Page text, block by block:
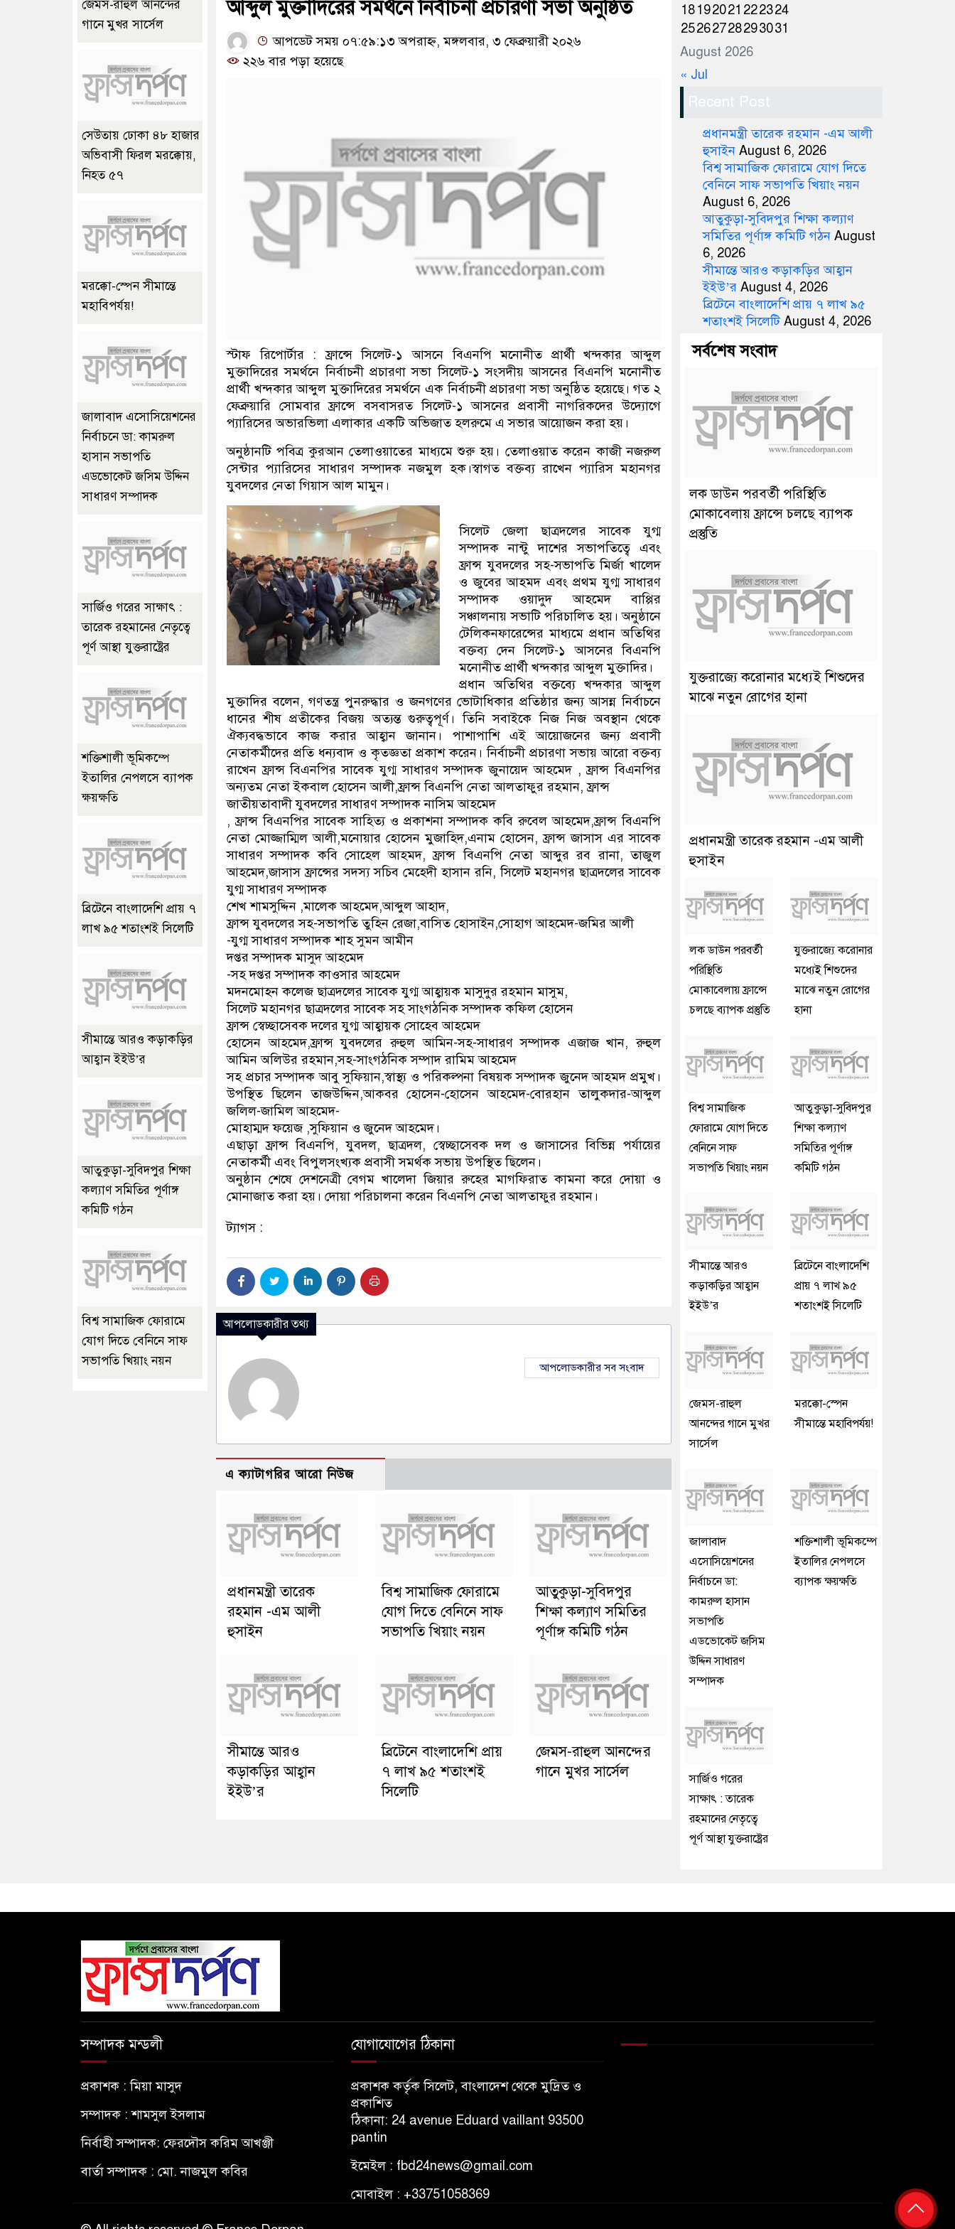
আব্দুল মুক্তাদিরের সমর্থনে নির্বাচনী প্রচারণা সভা অনুষ্ঠিত
আপডেট সময় ০৭:৫৯:১৩ অপরাহ্ন, মঙ্গলবার, ৩ ফেব্রুয়ারী ২০২৬
২২৬ বার পড়া হয়েছে
স্টাফ রিপোর্টার : ফ্রান্সে সিলেট-১ আসনে বিএনপি মনোনীত প্রার্থী খন্দকার আব্দুল
মুক্তাদিরের সমর্থনে নির্বাচনী প্রচারণা সভা সিলেট-১ সংসদীয় আসনের বিএনপি মনোনীত
প্রার্থী খন্দকার আব্দুল মুক্তাদিরের সমর্থনে এক নির্বাচনী প্রচারণা সভা অনুষ্ঠিত হয়েছে। গত ২
ফেব্রুয়ারি সোমবার ফ্রান্সে বসবাসরত সিলেট-১ আসনের প্রবাসী নাগরিকদের উদ্যোগে
প্যারিসের অভারভিলা এলাকার একটি অভিজাত হলরুমে এ সভার আয়োজন করা হয়।
অনুষ্ঠানটি পবিত্র কুরআন তেলাওয়াতের মাধ্যমে শুরু হয়। তেলাওয়াত করেন কাজী নজরুল
সেন্টার প্যারিসের সাধারণ সম্পাদক নজমুল হক।স্বাগত বক্তব্য রাখেন প্যারিস মহানগর
যুবদলের নেতা গিয়াস আল মামুন।
সিলেট জেলা ছাত্রদলের সাবেক যুগ্ম
সম্পাদক নান্টু দাশের সভাপতিত্বে এবং
ফ্রান্স যুবদলের সহ-সভাপতি মির্জা খালেদ
ও জুবের আহমদ এবং প্রথম যুগ্ম সাধারণ
সম্পাদক ওয়াদুদ আহমেদ বাপ্পির
সঞ্চালনায় সভাটি পরিচালিত হয়। অনুষ্ঠানে
টেলিকনফারেন্সের মাধ্যমে প্রধান অতিথির
বক্তব্য দেন সিলেট-১ আসনের বিএনপি
মনোনীত প্রার্থী খন্দকার আব্দুল মুক্তাদির।
প্রধান অতিথির বক্তব্যে খন্দকার আব্দুল
মুক্তাদির বলেন, গণতন্ত্র পুনরুদ্ধার ও জনগণের ভোটাধিকার প্রতিষ্ঠার জন্য আসন্ন নির্বাচনে
ধানের শীষ প্রতীকের বিজয় অত্যন্ত গুরুত্বপূর্ণ। তিনি সবাইকে নিজ নিজ অবস্থান থেকে
ঐক্যবদ্ধভাবে কাজ করার আহ্বান জানান। পাশাপাশি এই আয়োজনের জন্য প্রবাসী
নেতাকর্মীদের প্রতি ধন্যবাদ ও কৃতজ্ঞতা প্রকাশ করেন। নির্বাচনী প্রচারণা সভায় আরো বক্তব্য
রাখেন ফ্রান্স বিএনপির সাবেক যুগ্ম সাধারণ সম্পাদক জুনায়েদ আহমেদ , ফ্রান্স বিএনপির
অন্যতম নেতা ইকবাল হোসেন আলী,ফ্রান্স বিএনপি নেতা আলতাফুর রহমান, ফ্রান্স
জাতীয়তাবাদী যুবদলের সাধারণ সম্পাদক নাসিম আহমেদ
, ফ্রান্স বিএনপির সাবেক সাহিত্য ও প্রকাশনা সম্পাদক কবি রুবেল আহমেদ,ফ্রান্স বিএনপি
নেতা মোজ্জাম্মিল আলী,মনোয়ার হোসেন মুজাহিদ,এনাম হোসেন, ফ্রান্স জাসাস এর সাবেক
সাধারণ সম্পাদক কবি সোহেল আহমদ, ফ্রান্স বিএনপি নেতা আব্দুর রব রানা, তাজুল
আহমেদ,জাসাস ফ্রান্সের সদস্য সচিব মেহেদী হাসান রনি, সিলেট মহানগর ছাত্রদলের সাবেক
যুগ্ম সাধারণ সম্পাদক
শেখ শামসুদ্দিন ,মালেক আহমেদ,আব্দুল আহাদ,
ফ্রান্স যুবদলের সহ-সভাপতি তুহিন রেজা,বাসিত হোসাইন,সোহাগ আহমেদ-জমির আলী
-যুগ্ম সাধারণ সম্পাদক শাহ সুমন আমীন
দপ্তর সম্পাদক মাসুদ আহমেদ
-সহ দপ্তর সম্পাদক কাওসার আহমেদ
মদনমোহন কলেজ ছাত্রদলের সাবেক যুগ্ম আহ্বায়ক মাসুদুর রহমান মাসুম,
সিলেট মহানগর ছাত্রদলের সাবেক সহ সাংগঠনিক সম্পাদক কফিল হোসেন
ফ্রান্স স্বেচ্ছাসেবক দলের যুগ্ম আহ্বায়ক সোহেব আহমেদ
হোসেন আহমেদ,ফ্রান্স যুবদলের রুহুল আমিন-সহ-সাধারণ সম্পাদক এজাজ খান, রুহুল
আমিন অলিউর রহমান,সহ-সাংগঠনিক সম্পাদ রামিম আহমেদ
সহ প্রচার সম্পাদক আবু সুফিয়ান,স্বাস্থ্য ও পরিকল্পনা বিষয়ক সম্পাদক জুনেদ আহমদ প্রমুখ।
উপস্থিত ছিলেন তাজউদ্দিন,আকবর হোসেন-হোসেন আহমেদ-বোরহান তালুকদার-আব্দুল
জলিল-জামিল আহমেদ-
মোহাম্মদ ফয়েজ ,সুফিয়ান ও জুনেদ আহমেদ।
এছাড়া ফ্রান্স বিএনপি, যুবদল, ছাত্রদল, স্বেচ্ছাসেবক দল ও জাসাসের বিভিন্ন পর্যায়ের
নেতাকর্মী এবং বিপুলসংখ্যক প্রবাসী সমর্থক সভায় উপস্থিত ছিলেন।
অনুষ্ঠান শেষে দেশনেত্রী বেগম খালেদা জিয়ার রুহের মাগফিরাত কামনা করে দোয়া ও
মোনাজাত করা হয়। দোয়া পরিচালনা করেন বিএনপি নেতা আলতাফুর রহমান।
ট্যাগস :
আপলোডকারীর তথ্য
আপলোডকারীর সব সংবাদ
এ ক্যাটাগরির আরো নিউজ
প্রধানমন্ত্রী তারেক
রহমান -এম আলী
হুসাইন
বিশ্ব সামাজিক ফোরামে
যোগ দিতে বেনিনে সাফ
সভাপতি খিয়াং নয়ন
আতুকুড়া-সুবিদপুর
শিক্ষা কল্যাণ সমিতির
পূর্ণাঙ্গ কমিটি গঠন
সীমান্তে আরও
কড়াকড়ির আহ্বান
ইইউ’র
ব্রিটেনে বাংলাদেশি প্রায়
৭ লাখ ৯৫ শতাংশই
সিলেটি
জেমস-রাহুল আনন্দের
গানে মুখর সার্সেল
জেমস-রাহুল আনন্দের
গানে মুখর সার্সেল
সেউতায় ঢোকা ৪৮ হাজার
অভিবাসী ফিরল মরক্কোয়,
নিহত ৫৭
মরক্কো-স্পেন সীমান্তে
মহাবিপর্যয়!
জালাবাদ এসোসিয়েশনের
নির্বাচনে ডা: কামরুল
হাসান সভাপতি
এডভোকেট জসিম উদ্দিন
সাধারণ সম্পাদক
সার্জিও গরের সাক্ষাৎ :
তারেক রহমানের নেতৃত্বে
পূর্ণ আস্থা যুক্তরাষ্ট্রের
শক্তিশালী ভূমিকম্পে
ইতালির নেপলসে ব্যাপক
ক্ষয়ক্ষতি
ব্রিটেনে বাংলাদেশি প্রায় ৭
লাখ ৯৫ শতাংশই সিলেটি
সীমান্তে আরও কড়াকড়ির
আহ্বান ইইউ’র
আতুকুড়া-সুবিদপুর শিক্ষা
কল্যাণ সমিতির পূর্ণাঙ্গ
কমিটি গঠন
বিশ্ব সামাজিক ফোরামে
যোগ দিতে বেনিনে সাফ
সভাপতি খিয়াং নয়ন
August 2026
18192021 222324
25262728293031
« Jul
Recent Post
প্রধানমন্ত্রী তারেক রহমান -এম আলী
হুসাইন August 6, 2026
বিশ্ব সামাজিক ফোরামে যোগ দিতে
বেনিনে সাফ সভাপতি খিয়াং নয়ন
August 6, 2026
আতুকুড়া-সুবিদপুর শিক্ষা কল্যাণ
সমিতির পূর্ণাঙ্গ কমিটি গঠন August
6, 2026
সীমান্তে আরও কড়াকড়ির আহ্বান
ইইউ’র August 4, 2026
ব্রিটেনে বাংলাদেশি প্রায় ৭ লাখ ৯৫
শতাংশই সিলেটি August 4, 2026
সর্বশেষ সংবাদ
লক ডাউন পরবর্তী পরিস্থিতি
মোকাবেলায় ফ্রান্সে চলছে ব্যাপক
প্রস্তুতি
যুক্তরাজ্যে করোনার মধ্যেই শিশুদের
মাঝে নতুন রোগের হানা
প্রধানমন্ত্রী তারেক রহমান -এম আলী
হুসাইন
লক ডাউন পরবর্তী
পরিস্থিতি
মোকাবেলায় ফ্রান্সে
চলছে ব্যাপক প্রস্তুতি
যুক্তরাজ্যে করোনার
মধ্যেই শিশুদের
মাঝে নতুন রোগের
হানা
বিশ্ব সামাজিক
ফোরামে যোগ দিতে
বেনিনে সাফ
সভাপতি খিয়াং নয়ন
আতুকুড়া-সুবিদপুর
শিক্ষা কল্যাণ
সমিতির পূর্ণাঙ্গ
কমিটি গঠন
সীমান্তে আরও
কড়াকড়ির আহ্বান
ইইউ’র
ব্রিটেনে বাংলাদেশি
প্রায় ৭ লাখ ৯৫
শতাংশই সিলেটি
জেমস-রাহুল
আনন্দের গানে মুখর
সার্সেল
মরক্কো-স্পেন
সীমান্তে মহাবিপর্যয়!
জালাবাদ
এসোসিয়েশনের
নির্বাচনে ডা:
কামরুল হাসান
সভাপতি
এডভোকেট জসিম
উদ্দিন সাধারণ
সম্পাদক
শক্তিশালী ভূমিকম্পে
ইতালির নেপলসে
ব্যাপক ক্ষয়ক্ষতি
সার্জিও গরের
সাক্ষাৎ : তারেক
রহমানের নেতৃত্বে
পূর্ণ আস্থা যুক্তরাষ্ট্রের
সম্পাদক মন্ডলী
প্রকাশক : মিয়া মাসুদ
সম্পাদক : শামসুল ইসলাম
নির্বাহী সম্পাদক: ফেরদৌস করিম আখঞ্জী
বার্তা সম্পাদক : মো. নাজমুল কবির
যোগাযোগের ঠিকানা
প্রকাশক কর্তৃক সিলেট, বাংলাদেশ থেকে মুদ্রিত ও
প্রকাশিত
ঠিকানা: 24 avenue Eduard vaillant 93500
pantin
ইমেইল : fbd24news@gmail.com
মোবাইল : +33751058369